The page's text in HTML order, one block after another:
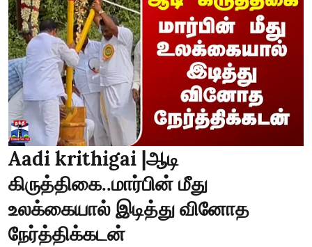
Aadi krithigai |ஆடி
கிருத்திகை..மார்பின் மீது
உலக்கையால் இடித்து வினோத
நேர்த்திக்கடன்